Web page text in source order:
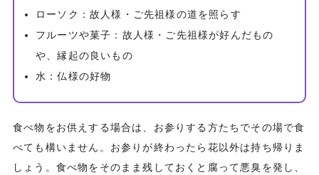
ローソク：故人様・ご先祖様の道を照らす
フルーツや菓子：故人様・ご先祖様が好んだもの
や、縁起の良いもの
水：仏様の好物
食べ物をお供えする場合は、お参りする方たちでその場で食
べても構いません。お参りが終わったら花以外は持ち帰りま
しょう。食べ物をそのまま残しておくと腐って悪臭を発し、